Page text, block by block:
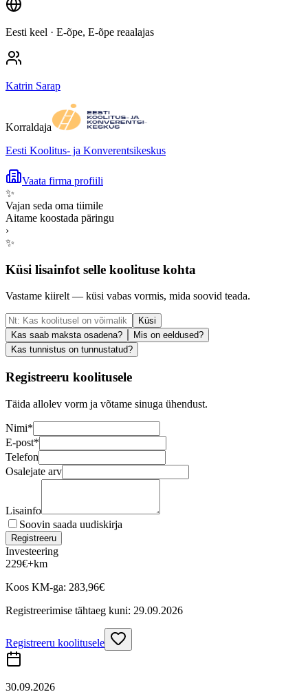
Eesti keel · E-õpe, E-õpe reaalajas
Katrin Sarap
Korraldaja
Eesti Koolitus- ja Konverentsikeskus
Vaata firma profiili
✨
Vajan seda oma tiimile
Aitame koostada päringu
›
✨
Küsi lisainfot selle koolituse kohta
Vastame kiirelt — küsi vabas vormis, mida soovid teada.
Küsi
Kas saab maksta osadena?
Mis on eeldused?
Kas tunnistus on tunnustatud?
Registreeru koolitusele
Täida allolev vorm ja võtame sinuga ühendust.
Nimi*
E-post*
Telefon
Osalejate arv
Lisainfo
Soovin saada uudiskirja
Registreeru
Investeering
229€+km
Koos KM-ga: 283,96€
Registreerimise tähtaeg kuni: 29.09.2026
Registreeru koolitusele
30.09.2026